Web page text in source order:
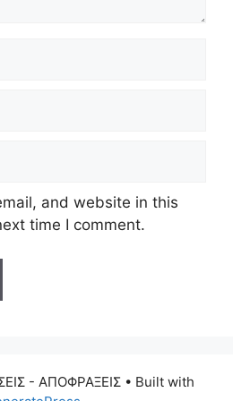
and website in this
time I comment.
- ΑΠΟΦΡΑΞΕΙΣ • Built with